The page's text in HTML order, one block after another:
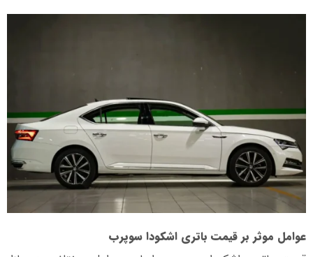
عوامل موثر بر قیمت باتری اشکودا سوپرب